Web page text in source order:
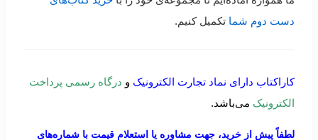
دست دوم شما تکمیل کنیم.
کاراکتاب دارای نماد تجارت الکترونیک و درگاه رسمی پرداخت
الکترونیک می‌باشد.
لطفاً پیش از خرید، جهت مشاوره یا استعلام قیمت با شماره‌های